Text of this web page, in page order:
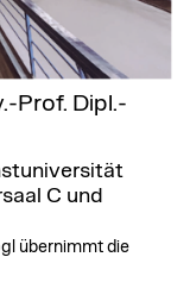
Prof. Dipl.-
C und
übernimmt die